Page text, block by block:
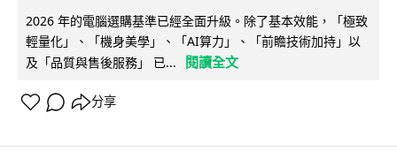
2026 年的電腦選購基準已經全面升級。除了基本效能，「極致
輕量化」、「機身美學」、「AI算力」、「前瞻技術加持」以
及「品質與售後服務」 已...
閱讀全文
分享